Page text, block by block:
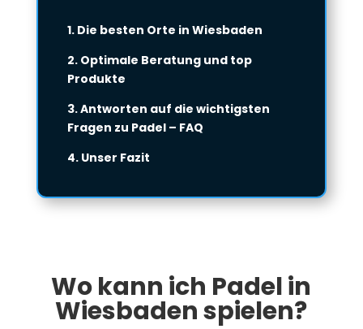
1. Die besten Orte in Wiesbaden
2. Optimale Beratung und top
Produkte
3. Antworten auf die wichtigsten
Fragen zu Padel – FAQ
4. Unser Fazit
Wo kann ich Padel in
Wiesbaden spielen?